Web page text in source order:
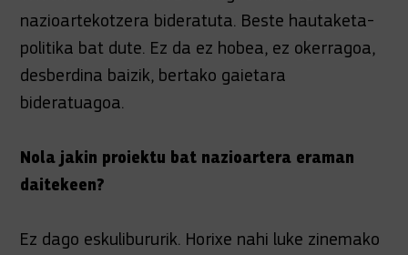
nazioartekotzera bideratuta. Beste hautaketa-
politika bat dute. Ez da ez hobea, ez okerragoa,
desberdina baizik, bertako gaietara
bideratuagoa.
Nola jakin proiektu bat nazioartera eraman
daitekeen?
Ez dago eskulibururik. Horixe nahi luke zinemako